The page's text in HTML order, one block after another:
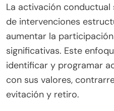
La activación
de intervenciones
aumentar la
significativas. Este
identificar y programar
con sus valores,
evitación y retiro.